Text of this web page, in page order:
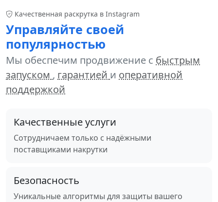
Качественная раскрутка в Instagram
Управляйте своей
популярностью
Мы обеспечим продвижение с быстрым
запуском , гарантией и оперативной
поддержкой
Качественные услуги
Сотрудничаем только с надёжными
поставщиками накрутки
Безопасность
Уникальные алгоритмы для защиты вашего